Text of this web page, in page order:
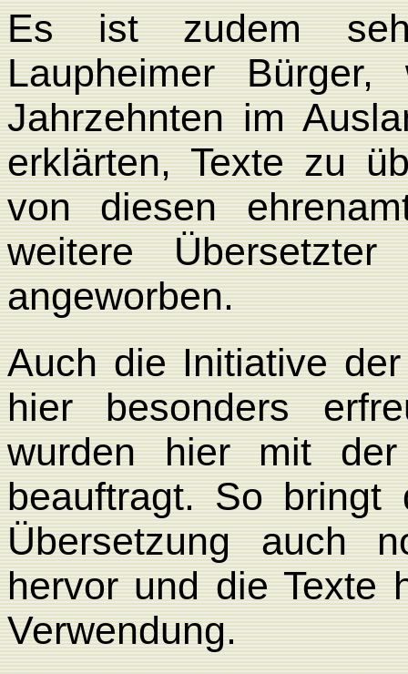
Es ist zudem
Laupheimer
Jahrzehnten im
erklärten, Texte zu
von diesen
weitere
angeworben.
Auch die Initiative
hier besonders
wurden hier mit der
beauftragt. So bringt
Übersetzung auch
hervor und die Texte
Verwendung.